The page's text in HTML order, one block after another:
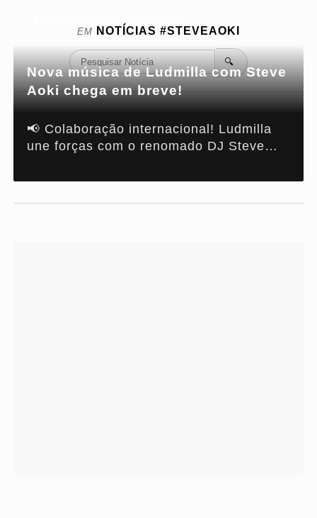
EM NOTÍCIAS #STEVEAOKI
🔍
Nova música de Ludmilla com Steve
Aoki chega em breve!
📢 Colaboração internacional! Ludmilla
une forças com o renomado DJ Steve
🔥 🎵 Parceria aguardada! O público já